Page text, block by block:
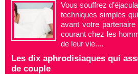
Vous souffrez
techniques simples
avant votre
courant chez les
de leur vie....
Les dix aphrodisiaques qui
de couple